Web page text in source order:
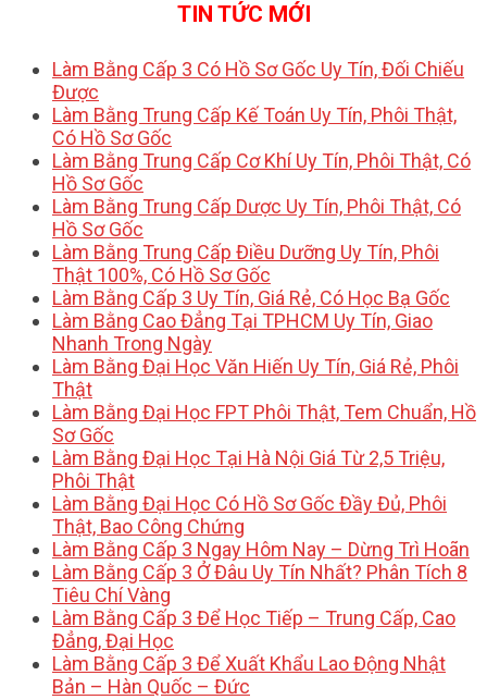
TIN TỨC MỚI
Làm Bằng Cấp 3 Có Hồ Sơ Gốc Uy Tín, Đối Chiếu
Được
Làm Bằng Trung Cấp Kế Toán Uy Tín, Phôi Thật,
Có Hồ Sơ Gốc
Làm Bằng Trung Cấp Cơ Khí Uy Tín, Phôi Thật, Có
Hồ Sơ Gốc
Làm Bằng Trung Cấp Dược Uy Tín, Phôi Thật, Có
Hồ Sơ Gốc
Làm Bằng Trung Cấp Điều Dưỡng Uy Tín, Phôi
Thật 100%, Có Hồ Sơ Gốc
Làm Bằng Cấp 3 Uy Tín, Giá Rẻ, Có Học Bạ Gốc
Làm Bằng Cao Đẳng Tại TPHCM Uy Tín, Giao
Nhanh Trong Ngày
Làm Bằng Đại Học Văn Hiến Uy Tín, Giá Rẻ, Phôi
Thật
Làm Bằng Đại Học FPT Phôi Thật, Tem Chuẩn, Hồ
Sơ Gốc
Làm Bằng Đại Học Tại Hà Nội Giá Từ 2,5 Triệu,
Phôi Thật
Làm Bằng Đại Học Có Hồ Sơ Gốc Đầy Đủ, Phôi
Thật, Bao Công Chứng
Làm Bằng Cấp 3 Ngay Hôm Nay – Dừng Trì Hoãn
Làm Bằng Cấp 3 Ở Đâu Uy Tín Nhất? Phân Tích 8
Tiêu Chí Vàng
Làm Bằng Cấp 3 Để Học Tiếp – Trung Cấp, Cao
Đẳng, Đại Học
Làm Bằng Cấp 3 Để Xuất Khẩu Lao Động Nhật
Bản – Hàn Quốc – Đức